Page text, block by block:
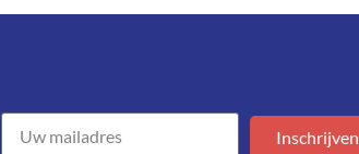
Inschrijven